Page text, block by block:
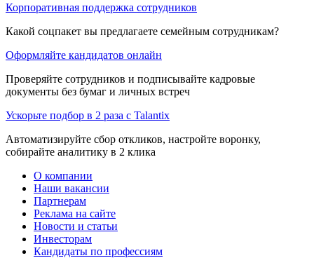
Корпоративная поддержка сотрудников
Какой соцпакет вы предлагаете семейным сотрудникам?
Оформляйте кандидатов онлайн
Проверяйте сотрудников и подписывайте кадровые
документы без бумаг и личных встреч
Ускорьте подбор в 2 раза с Talantix
Автоматизируйте сбор откликов, настройте воронку,
собирайте аналитику в 2 клика
О компании
Наши вакансии
Партнерам
Реклама на сайте
Новости и статьи
Инвесторам
Кандидаты по профессиям